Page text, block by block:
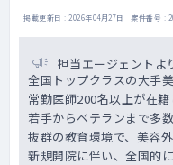
掲載更新日 : 2026年04月27日 案件番号 :
担当エージェントよ
全国トップクラスの大手
常勤医師200名以上が在籍
若手からベテランまで多
抜群の教育環境で、美容
新規開院に伴い、全国的